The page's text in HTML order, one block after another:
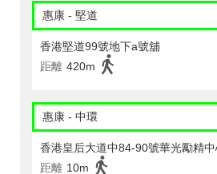
惠康 - 堅道
香港堅道99號地下a號舖
距離 420m
惠康 - 中環
香港皇后大道中84-90號華光勵精
距離 10m